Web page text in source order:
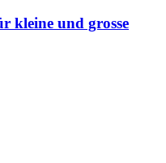
kleine und grosse